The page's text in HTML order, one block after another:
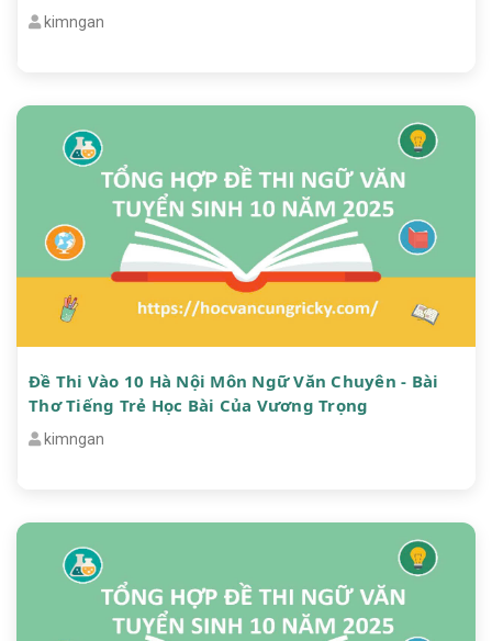
kimngan
Đề Thi Vào 10 Hà Nội Môn Ngữ Văn Chuyên - Bài
Thơ Tiếng Trẻ Học Bài Của Vương Trọng
kimngan